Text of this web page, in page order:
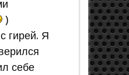
)
гирей. Я
себе